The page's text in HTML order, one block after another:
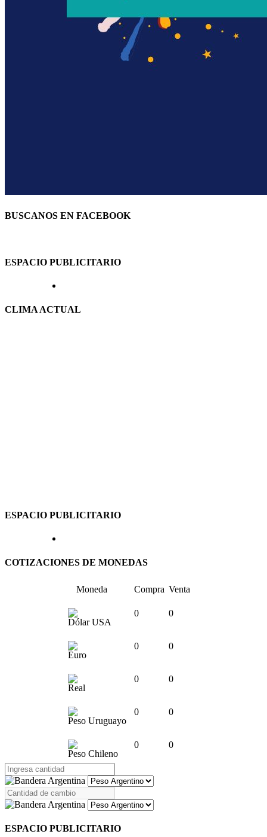
BUSCANOS EN FACEBOOK
ESPACIO PUBLICITARIO
CLIMA ACTUAL
ESPACIO PUBLICITARIO
COTIZACIONES DE MONEDAS
Moneda Compra Venta
Dólar USA
0 0
Euro
0 0
Real
0 0
Peso Uruguayo
0 0
Peso Chileno
0 0
ESPACIO PUBLICITARIO